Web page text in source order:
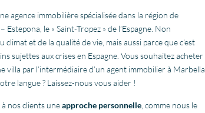
agence immobilière spécialisée dans la région de
Estepona, le « Saint-Tropez » de l’Espagne. Non
climat et de la qualité de vie, mais aussi parce que c’est
sujettes aux crises en Espagne. Vous souhaitez acheter
villa par l’intermédiaire d’un agent immobilier à Marbella
langue ? Laissez-nous vous aider !
nos clients uneapproche personnelle , comme nous le